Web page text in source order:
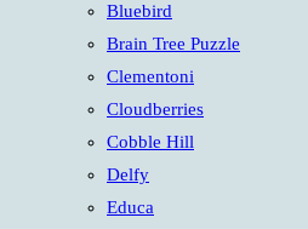
Bluebird
Brain Tree Puzzle
Clementoni
Cloudberries
Cobble Hill
Delfy
Educa